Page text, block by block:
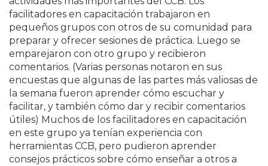
facilitadores en capacitación trabajaron en
pequeños grupos con otros de su comunidad para
preparar y ofrecer sesiones de práctica. Luego se
emparejaron con otro grupo y recibieron
comentarios. (Varias personas notaron en sus
encuestas que algunas de las partes más valiosas de
la semana fueron aprender cómo escuchar y
facilitar, y también cómo dar y recibir comentarios
útiles) Muchos de los facilitadores en capacitación
en este grupo ya tenían experiencia con
herramientas CCB, pero pudieron aprender
consejos prácticos sobre cómo enseñar a otros a